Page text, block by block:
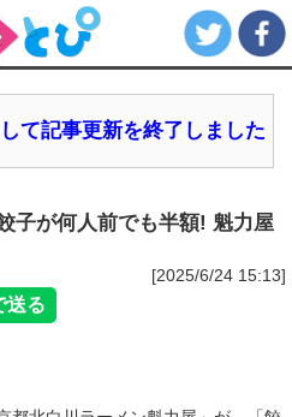
て記事更新を終了しました
子が何人前でも半額! 魁力屋
[2025/6/24 15:13]